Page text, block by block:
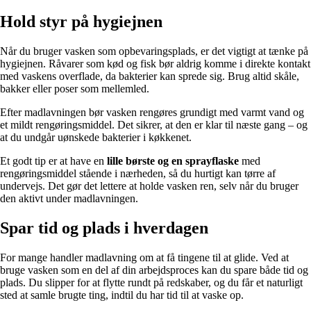
Hold styr på hygiejnen
Når du bruger vasken som opbevaringsplads, er det vigtigt at tænke på
hygiejnen. Råvarer som kød og fisk bør aldrig komme i direkte kontakt
med vaskens overflade, da bakterier kan sprede sig. Brug altid skåle,
bakker eller poser som mellemled.
Efter madlavningen bør vasken rengøres grundigt med varmt vand og
et mildt rengøringsmiddel. Det sikrer, at den er klar til næste gang – og
at du undgår uønskede bakterier i køkkenet.
Et godt tip er at have en lille børste og en sprayflaske med
rengøringsmiddel stående i nærheden, så du hurtigt kan tørre af
undervejs. Det gør det lettere at holde vasken ren, selv når du bruger
den aktivt under madlavningen.
Spar tid og plads i hverdagen
For mange handler madlavning om at få tingene til at glide. Ved at
bruge vasken som en del af din arbejdsproces kan du spare både tid og
plads. Du slipper for at flytte rundt på redskaber, og du får et naturligt
sted at samle brugte ting, indtil du har tid til at vaske op.